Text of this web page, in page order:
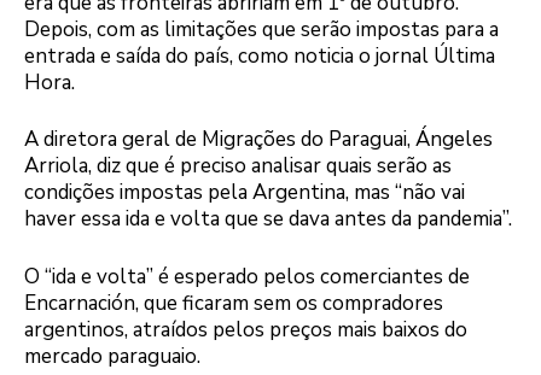
Depois, com as limitações que serão impostas para a
entrada e saída do país, como noticia o jornal Última
Hora.
A diretora geral de Migrações do Paraguai, Ángeles
Arriola, diz que é preciso analisar quais serão as
condições impostas pela Argentina, mas “não vai
haver essa ida e volta que se dava antes da pandemia”.
O “ida e volta” é esperado pelos comerciantes de
Encarnación, que ficaram sem os compradores
argentinos, atraídos pelos preços mais baixos do
mercado paraguaio.